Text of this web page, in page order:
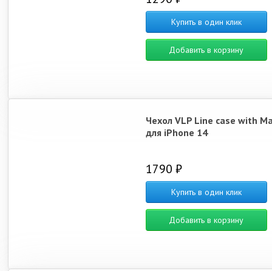
Купить в один клик
Добавить в корзину
Чехол VLP Line case with
для iPhone 14
1790 ₽
Купить в один клик
Добавить в корзину